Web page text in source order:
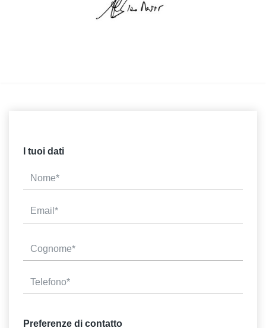
I tuoi dati
Preferenze di contatto